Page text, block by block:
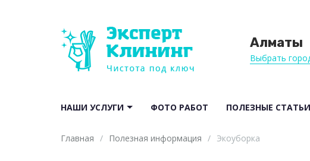
Алматы
Выбрать
НАШИ УСЛУГИ ФОТО РАБОТ ПОЛЕЗНЫЕ СТАТЬИ
Главная / Полезная информация / Экоуборка